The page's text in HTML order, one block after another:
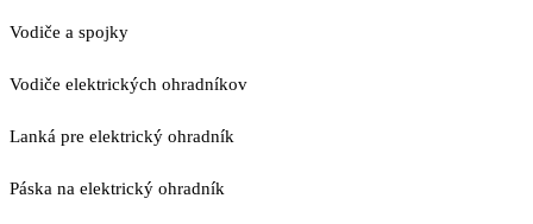
Vodiče a spojky
Vodiče elektrických ohradníkov
Lanká pre elektrický ohradník
Páska na elektrický ohradník